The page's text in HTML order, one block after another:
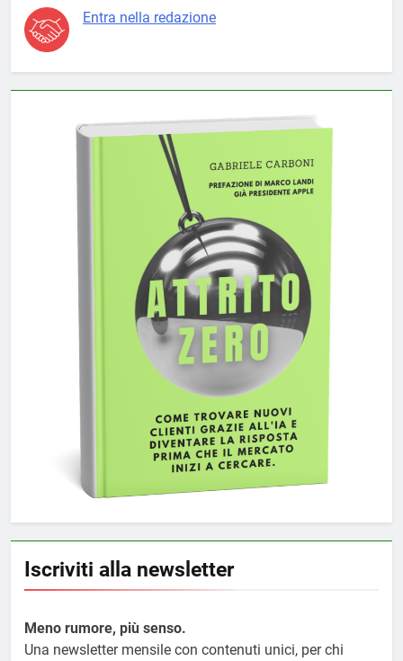
Entra nella redazione
Iscriviti alla newsletter
Meno rumore, più senso.
Una newsletter mensile con contenuti unici, per chi